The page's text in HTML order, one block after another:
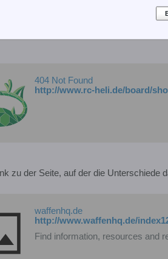
Alouette vs. Lama hatten wir schon mal.
404 Not Found
http://www.rc-heli.de/board/
zu der Seite, auf der die Unterschiede
waffenhq.de
http://www.waffenhq.de/
Find information, resources and